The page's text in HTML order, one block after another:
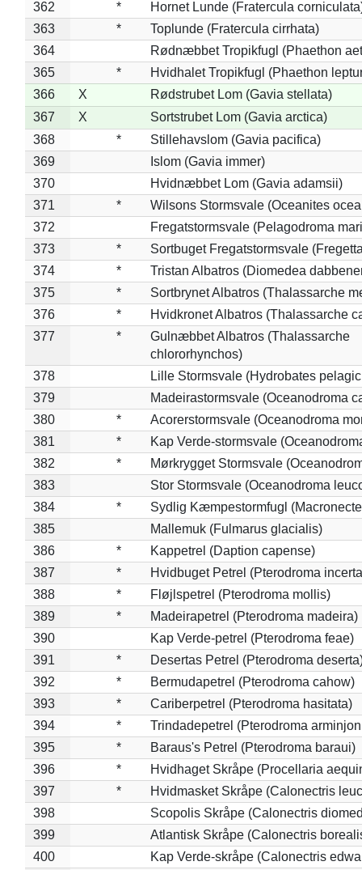
362 *
Hornet Lunde (Fratercula
363
*
Toplunde (Fratercula cirrhata)
364
Rødnæbbet Tropikfugl (Phaethon
365
*
Hvidhalet Tropikfugl (Phaethon
366
X
Rødstrubet Lom (Gavia stellata)
367
X
Sortstrubet Lom (Gavia arctica)
368
*
Stillehavslom (Gavia pacifica)
369
Islom (Gavia immer)
370
Hvidnæbbet Lom (Gavia adamsii)
371
*
Wilsons Stormsvale (Oceanites
372
Fregatstormsvale (Pelagodroma
373
*
Sortbuget Fregatstormsvale
374
*
Tristan Albatros (Diomedea
375
*
Sortbrynet Albatros (Thalassarche
376
*
Hvidkronet Albatros (Thalassarche
377
*
Gulnæbbet Albatros (Thalassarche
chlororhynchos)
378
Lille Stormsvale (Hydrobates
379
Madeirastormsvale (Oceanodroma
380
*
Acorerstormsvale (Oceanodroma
381
*
Kap Verde-stormsvale
382
*
Mørkrygget Stormsvale
383
Stor Stormsvale (Oceanodroma
384
*
Sydlig Kæmpestormfugl
385
Mallemuk (Fulmarus glacialis)
386
*
Kappetrel (Daption capense)
387
*
Hvidbuget Petrel (Pterodroma
388
*
Fløjlspetrel (Pterodroma mollis)
389
*
Madeirapetrel (Pterodroma madeira)
390
Kap Verde-petrel (Pterodroma feae)
391
*
Desertas Petrel (Pterodroma
392
*
Bermudapetrel (Pterodroma cahow)
393
*
Cariberpetrel (Pterodroma hasitata)
394
*
Trindadepetrel (Pterodroma
395
*
Baraus's Petrel (Pterodroma baraui)
396
*
Hvidhaget Skråpe (Procellaria
397
*
Hvidmasket Skråpe (Calonectris
398
Scopolis Skråpe (Calonectris
399
Atlantisk Skråpe (Calonectris
400
Kap Verde-skråpe (Calonectris